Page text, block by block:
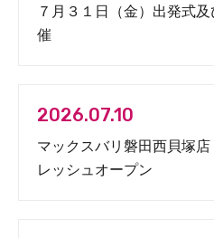
７月３１日（金）出発式
催
2026.07.10
マックスバリ磐田西貝塚
レッシュオープン